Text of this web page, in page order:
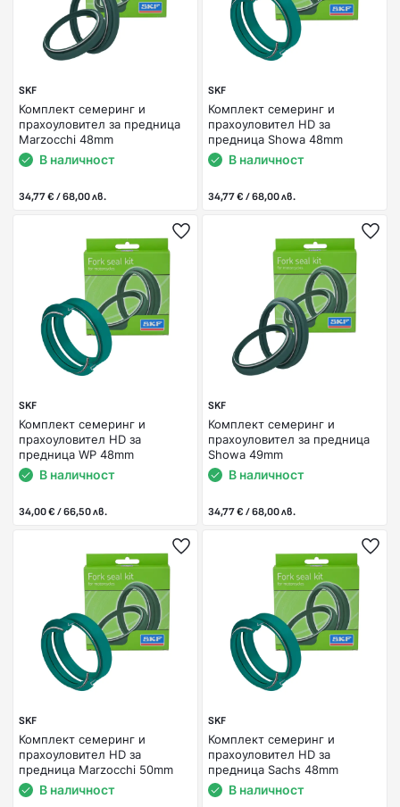
SKF
Комплект семеринг и
прахоуловител за предница
Marzocchi 48mm
В наличност
34,77 € / 68,00 лв.
SKF
Комплект семеринг и
прахоуловител HD за
предница Showa 48mm
В наличност
34,77 € / 68,00 лв.
SKF
Комплект семеринг и
прахоуловител HD за
предница WP 48mm
В наличност
34,00 € / 66,50 лв.
SKF
Комплект семеринг и
прахоуловител за предница
Showa 49mm
В наличност
34,77 € / 68,00 лв.
SKF
Комплект семеринг и
прахоуловител HD за
предница Marzocchi 50mm
В наличност
SKF
Комплект семеринг и
прахоуловител HD за
предница Sachs 48mm
В наличност